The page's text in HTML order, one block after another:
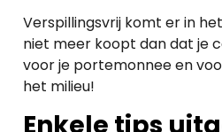
Verspillingsvrij komt er in
niet meer koopt dan dat je
voor je portemonnee en
het milieu!
Enkele tips